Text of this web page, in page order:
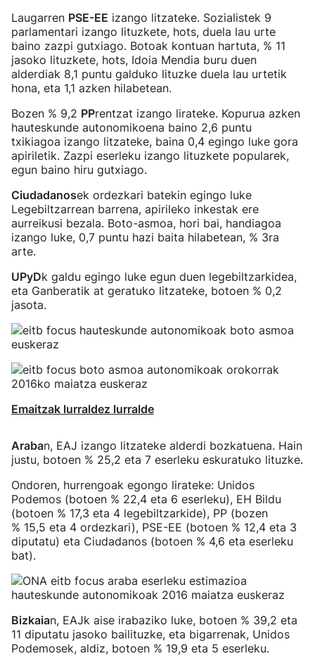
Laugarren PSE-EE izango litzateke. Sozialistek 9
parlamentari izango lituzkete, hots, duela lau urte
baino zazpi gutxiago. Botoak kontuan hartuta, % 11
jasoko lituzkete, hots, Idoia Mendia buru duen
alderdiak 8,1 puntu galduko lituzke duela lau urtetik
hona, eta 1,1 azken hilabetean.
Bozen % 9,2 PPrentzat izango lirateke. Kopurua azken
hauteskunde autonomikoena baino 2,6 puntu
txikiagoa izango litzateke, baina 0,4 egingo luke gora
apiriletik. Zazpi eserleku izango lituzkete popularek,
egun baino hiru gutxiago.
Ciudadanosek ordezkari batekin egingo luke
Legebiltzarrean barrena, apirileko inkestak ere
aurreikusi bezala. Boto-asmoa, hori bai, handiagoa
izango luke, 0,7 puntu hazi baita hilabetean, % 3ra
arte.
UPyDk galdu egingo luke egun duen legebiltzarkidea,
eta Ganberatik at geratuko litzateke, botoen % 0,2
jasota.
Emaitzak lurraldez lurralde
Araban, EAJ izango litzateke alderdi bozkatuena. Hain
justu, botoen % 25,2 eta 7 eserleku eskuratuko lituzke.
Ondoren, hurrengoak egongo lirateke: Unidos
Podemos (botoen % 22,4 eta 6 eserleku), EH Bildu
(botoen % 17,3 eta 4 legebiltzarkide), PP (bozen
% 15,5 eta 4 ordezkari), PSE-EE (botoen % 12,4 eta 3
diputatu) eta Ciudadanos (botoen % 4,6 eta eserleku
bat).
Bizkaian, EAJk aise irabaziko luke, botoen % 39,2 eta
11 diputatu jasoko bailituzke, eta bigarrenak, Unidos
Podemosek, aldiz, botoen % 19,9 eta 5 eserleku.